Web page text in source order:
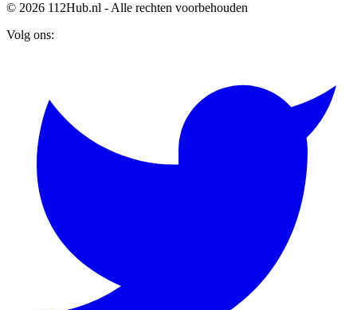
© 2026 112Hub.nl - Alle rechten voorbehouden
Volg ons: